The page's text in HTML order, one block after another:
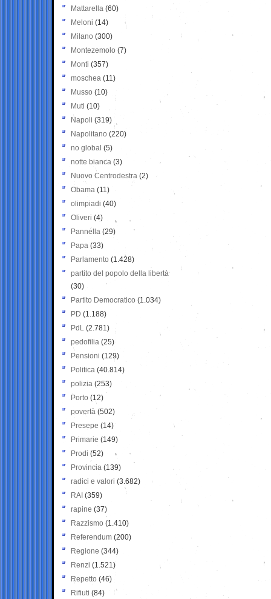
Mattarella (60)
Meloni (14)
Milano (300)
Montezemolo (7)
Monti (357)
moschea (11)
Musso (10)
Muti (10)
Napoli (319)
Napolitano (220)
no global (5)
notte bianca (3)
Nuovo Centrodestra (2)
Obama (11)
olimpiadi (40)
Oliveri (4)
Pannella (29)
Papa (33)
Parlamento (1.428)
partito del popolo della libertà
(30)
Partito Democratico (1.034)
PD (1.188)
PdL (2.781)
pedofilia (25)
Pensioni (129)
Politica (40.814)
polizia (253)
Porto (12)
povertà (502)
Presepe (14)
Primarie (149)
Prodi (52)
Provincia (139)
radici e valori (3.682)
RAI (359)
rapine (37)
Razzismo (1.410)
Referendum (200)
Regione (344)
Renzi (1.521)
Repetto (46)
Rifiuti (84)